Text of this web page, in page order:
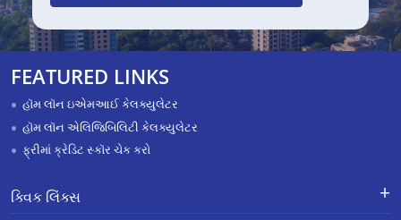
FEATURED LINKS
હૉમ લૉન ઇએમઆઈ કેલક્યુલેટર
હૉમ લૉન એલિજિબિલિટી કેલક્યુલેટર
ફ્રીમાં ક્રેડિટ સ્કૉર ચેક કરો
ક્વિક લિંક્સ